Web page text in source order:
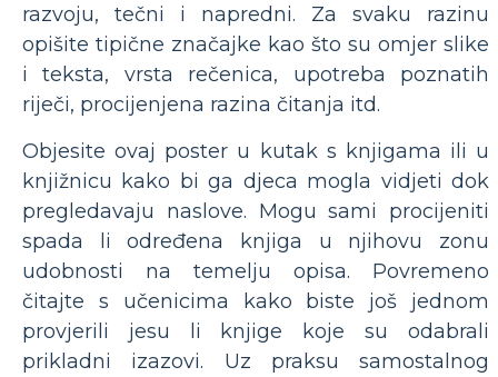
razvoju, tečni i napredni. Za svaku razinu
opišite tipične značajke kao što su omjer slike
i teksta, vrsta rečenica, upotreba poznatih
riječi, procijenjena razina čitanja itd.
Objesite ovaj poster u kutak s knjigama ili u
knjižnicu kako bi ga djeca mogla vidjeti dok
pregledavaju naslove. Mogu sami procijeniti
spada li određena knjiga u njihovu zonu
udobnosti na temelju opisa. Povremeno
čitajte s učenicima kako biste još jednom
provjerili jesu li knjige koje su odabrali
prikladni izazovi. Uz praksu samostalnog